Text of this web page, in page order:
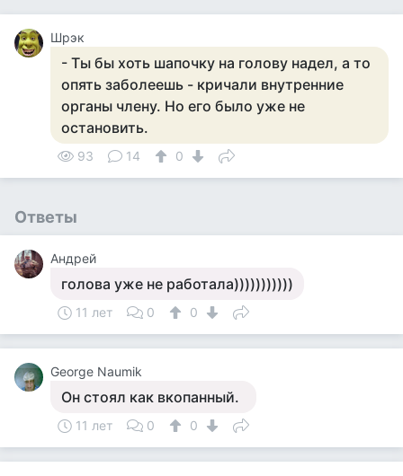
Шрэк
- Ты бы хоть шапочку на голову надел, а то
опять заболеешь - кричали внутренние
органы члену. Но его было уже не
остановить.
93 14 0
Ответы
Андрей
голова уже не работала)))))))))))
11 лет 0 0
George Naumik
Он стоял как вкопанный.
11 лет 0 0